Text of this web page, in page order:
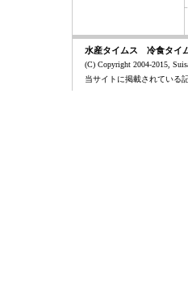
水産タイムス 冷食タイ
(C) Copyright 2004-2015,
当サイトに掲載されてい